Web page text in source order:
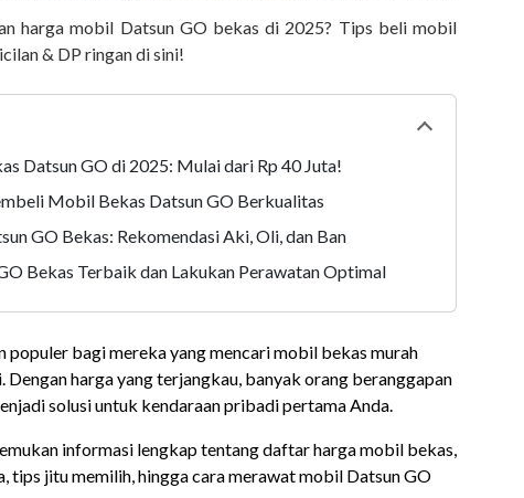
harga mobil Datsun GO bekas di 2025? Tips beli mobil
& DP ringan di sini!
Datsun GO di 2025: Mulai dari Rp 40 Juta!
Mobil Bekas Datsun GO Berkualitas
GO Bekas: Rekomendasi Aki, Oli, dan Ban
Bekas Terbaik dan Lakukan Perawatan Optimal
populer bagi mereka yang mencari mobil bekas murah
Dengan harga yang terjangkau, banyak orang beranggapan
solusi untuk kendaraan pribadi pertama Anda.
informasi lengkap tentang daftar harga mobil bekas,
tips jitu memilih, hingga cara merawat mobil Datsun GO